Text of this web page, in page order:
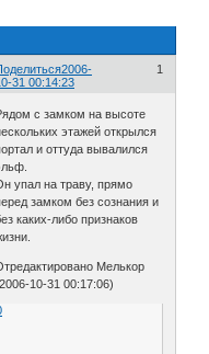
1
2006-
31 00:14:23
с замком на высоте
этажей открылся
и оттуда вывалился
упал на траву, прямо
замком без сознания и
каких-либо признаков
Мелькор
10-31 00:17:06)